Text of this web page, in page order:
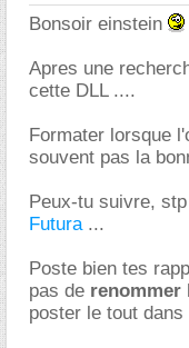
Bonsoir einstein
Apres une
cette DLL ....
Formater lorsque
souvent pas la
Peux-tu suivre, stp
Futura...
Poste bien tes
pas de renommer
poster le tout